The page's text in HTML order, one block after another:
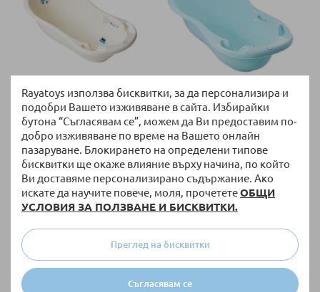
Rayatoys използва бисквитки, за да персонализира и
подобри Вашето изживяване в сайта. Избирайки
бутона “Съгласявам се”, можем да Ви предоставим по-
добро изживяване по време на Вашето онлайн
пазаруване. Блокирането на определени типове
бисквитки ще окаже влияние върху начина, по който
Ви доставяме персонализирано съдържание. Ако
искате да научите повече, моля, прочететеОБЩИ
УСЛОВИЯ ЗА ПОЛЗВАНЕ И БИСКВИТКИ.
Съгласявам се
Преглед на бисквитки
НАЛИЧНО
Вана за бебе Tega Baby
Cat&Dog 86 cm
15,80 €/30,90 лв.
НАЛИЧНО
Вана за бебе Tega Baby
Cat&Dog 102cm
16,82 €/32,90 лв.
Покажи по